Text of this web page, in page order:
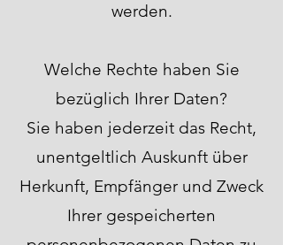
werden.
Welche Rechte haben Sie
bezüglich Ihrer Daten?
Sie haben jederzeit das Recht,
unentgeltlich Auskunft über
Herkunft, Empfänger und Zweck
Ihrer gespeicherten